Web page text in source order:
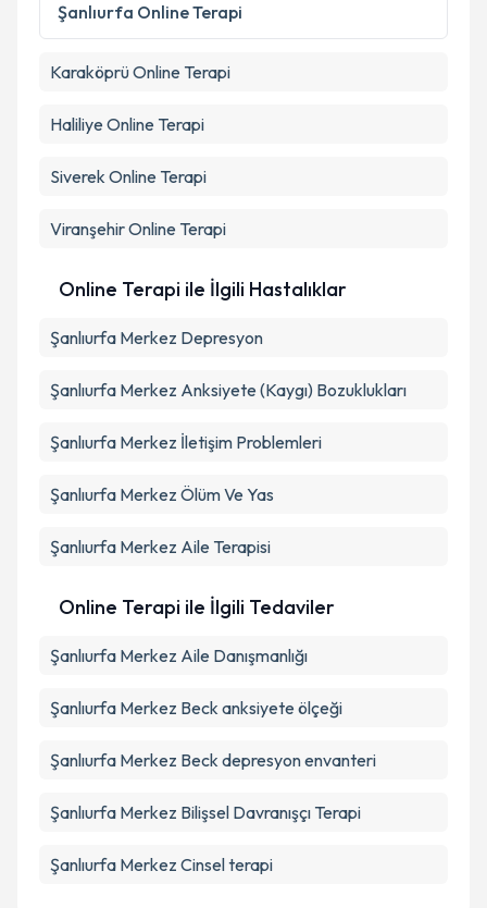
kapsamda işlenmesini kabul ediyorum.
Şanlıurfa Online Terapi
KaraköprüOnline Terapi
Haliliye Online Terapi
Siverek Online Terapi
ViranşehirOnline Terapi
Online Terapi ile İlgili Hastalıklar
Şanlıurfa Merkez Depresyon
Şanlıurfa Merkez Anksiyete (Kaygı) Bozuklukları
Şanlıurfa Merkez İletişim Problemleri
Şanlıurfa Merkez Ölüm Ve Yas
Şanlıurfa Merkez Aile Terapisi
Online Terapi ile İlgili Tedaviler
Şanlıurfa Merkez Aile Danışmanlığı
Şanlıurfa Merkez Beck anksiyete ölçeği
Şanlıurfa Merkez Beck depresyon envanteri
Şanlıurfa Merkez Bilişsel Davranışçı Terapi
Şanlıurfa Merkez Cinsel terapi